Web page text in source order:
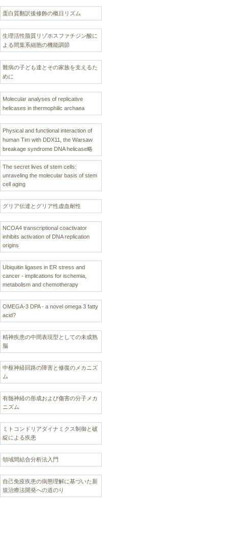
蛋白質翻訳後修飾の概日リズム
生理活性脂質リゾホスファチジン酸に
よる間葉系細胞の機能調節
難病の子ども達とその家族を支えるた
めに
Molecular analyses of replicative
helicases in thermophilic archaea
Physical and functional interaction of
human Tim with DDX11, the Warsaw
breakage syndrome DNA helicase略
The secret lives of stem cells:
unraveling the molecular basis of stem
cell aging
グリア伝達とグリア性虚血耐性
NCOA4 transcriptional coactivator
inhibits activation of DNA replication
origins
Ubiquitin ligases in ER stress and
cancer - implications for ischemia,
metabolism and chemotherapy
OMEGA-3 DPA - a novel omega 3 fatty
acid?
精神疾患の中間表現型としての未成熟
脳
中枢神経回路の障害と修復のメカニズ
ム
有髄神経の形成および傷害の分子メカ
ニズム
ミトコンドリアダイナミクス制御と破
綻による疾患
領域間結合分析法入門
自己免疫疾患の病態理解に基づいた新
規治療法開発への道のり